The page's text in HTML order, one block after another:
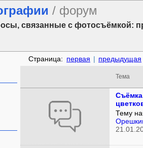
/ форум
связанные с фотосъёмкой:
Страница: первая | предыдущая
Тема
Тему